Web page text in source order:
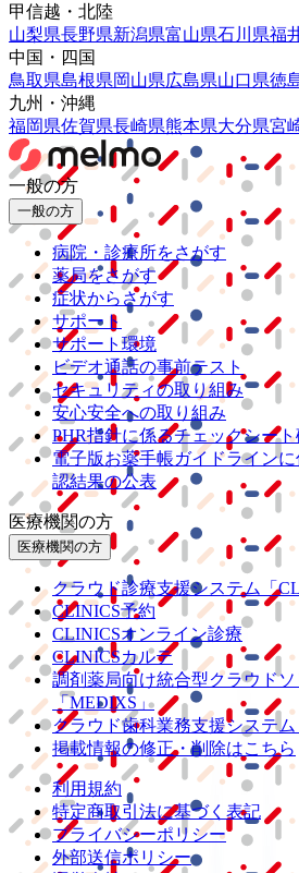
甲信越・北陸
山梨県長野県新潟県富山県石川県福
中国・四国
鳥取県島根県岡山県広島県山口県徳
九州・沖縄
福岡県佐賀県長崎県熊本県大分県宮
一般の方
一般の方
病院・診療所をさがす
薬局をさがす
症状からさがす
サポート
サポート環境
ビデオ通話の事前テスト
セキュリティの取り組み
安心安全への取り組み
PHR指針に係るチェックシー
電子版お薬手帳ガイドライン
認結果の公表
医療機関の方
医療機関の方
クラウド診療支援システム
「
CLINICS予約
CLINICSオンライン診療
CLINICSカルテ
調剤薬局向け統合型クラウド
「MEDIXS」
クラウド歯科業務支援システム
掲載情報の修正・削除はこちら
利用規約
特定商取引法に基づく表記
プライバシーポリシー
外部送信ポリシー